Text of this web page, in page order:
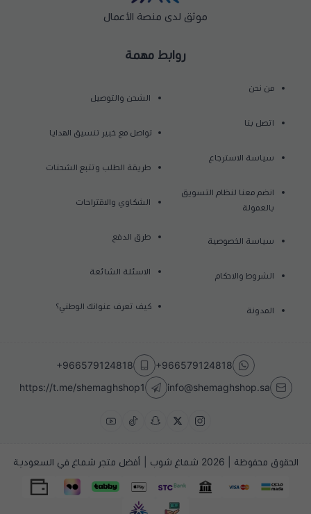
روابط مهمة
من نحن
اتصل بنا
سياسة الاسترجاع
انضم معنا لنظام التسويق
بالعمولة
سياسة الخصوصية
الشروط والاحكام
المدونة
الشحن والتوصيل
تواصل مع خبير تنسيق الهدايا
طريقة الطلب وتتبع الشحنات
الشكاوي والاقتراحات
طرق الدفع
الاسئلة الشائعة
كيف تعرف عنوانك الوطني؟
موثق لدى منصة الأعمال
+966579124818
+966579124818
info@shemaghshop.sa
https://t.me/shemaghshop1
الحقوق محفوظة | 2026 شماغ شوب | أفضل متجر شماغ في السعودية